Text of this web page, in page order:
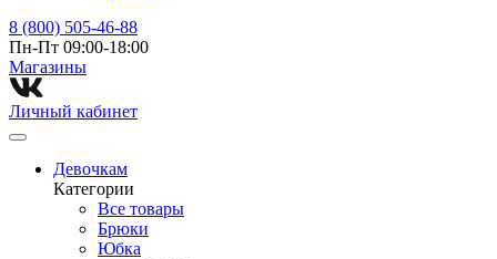
8 (800) 505-46-88
Пн-Пт 09:00-18:00
Магазины⁠
Личный кабинет
Девочкам
Категории
Все товары
Брюки
Юбка